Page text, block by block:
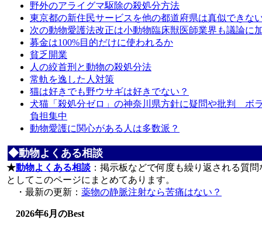
野外のアライグマ駆除の殺処分方法
東京都の新住民サービスを他の都道府県は真似できな
次の動物愛護法改正は小動物臨床獣医師業界も議論に
募金は100%目的だけに使われるか
貧乏開業
人の絞首刑と動物の殺処分法
常軌を逸した人対策
猫は好きでも野ウサギは好きでない？
犬猫「殺処分ゼロ」の神奈川県方針に疑問や批判 ボ
負担集中
動物愛護に関心がある人は多数派？
◆動物よくある相談
★動物よくある相談 ：掲示板などで何度も繰り返される質
としてこのページにまとめてあります。
・最新の更新： 薬物の静脈注射なら苦痛はない？
2026年6月のBest